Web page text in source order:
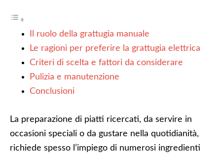
Il ruolo della grattugia manuale
Le ragioni per preferire la grattugia elettrica
Criteri di scelta e fattori da considerare
Pulizia e manutenzione
Conclusioni
La preparazione di piatti ricercati, da servire in
occasioni speciali o da gustare nella quotidianità,
richiede spesso l’impiego di numerosi ingredienti